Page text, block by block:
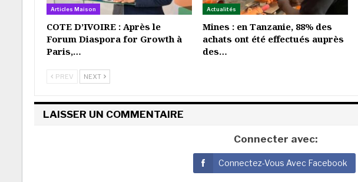
Articles Maison
COTE D’IVOIRE : Après le
Forum Diaspora for Growth à
Paris,…
Actualités
Mines : en Tanzanie, 88% des
achats ont été effectués auprès
des…
PREV NEXT
LAISSER UN COMMENTAIRE
Connecter avec:
Connectez-Vous Avec Facebook